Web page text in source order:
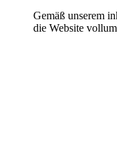
Gemäß unserem
die Website